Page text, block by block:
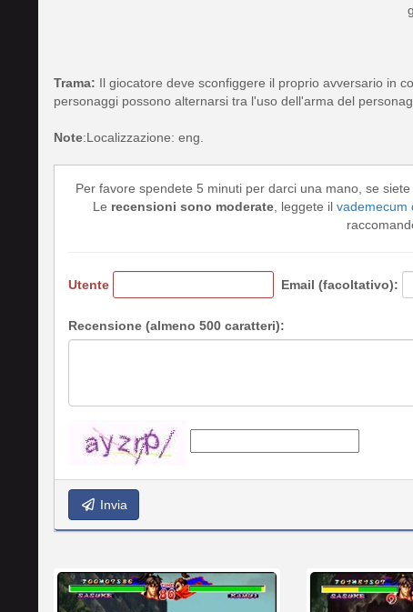
Trama: Il giocatore deve sconfiggere il proprio avversario in
personaggi possono alternarsi tra l'uso dell'arma del
Note:Localizzazione: eng.
Per favore spendete 5 minuti per darci una mano, se
Le recensioni sono moderate , leggete il vademecum
Utente Email (facoltativo):
Recensione (almeno 500 caratteri):
Invia